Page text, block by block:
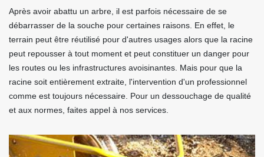
Après avoir abattu un arbre, il est parfois nécessaire de se
débarrasser de la souche pour certaines raisons. En effet, le
terrain peut être réutilisé pour d'autres usages alors que la racine
peut repousser à tout moment et peut constituer un danger pour
les routes ou les infrastructures avoisinantes. Mais pour que la
racine soit entièrement extraite, l'intervention d'un professionnel
comme est toujours nécessaire. Pour un dessouchage de qualité
et aux normes, faites appel à nos services.